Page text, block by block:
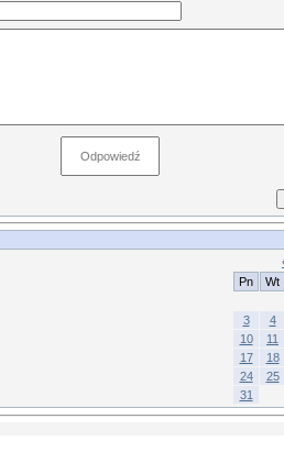
Pn
Wt
3
4
10
11
17
18
24
25
31